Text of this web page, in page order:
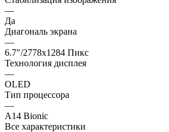
—
Да
Диагональ экрана
—
6.7"/2778x1284 Пикс
Технология дисплея
—
OLED
Тип процессора
—
A14 Bionic
Все характеристики